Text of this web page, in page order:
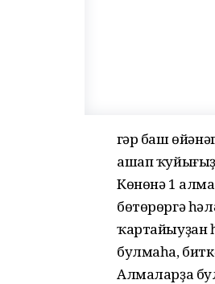
Әгәр баш
ашап ҡуйығыҙ
Көнөнә 1
бөтөрөргә
ҡартайыуҙан
булмаһа,
Алмаларҙа